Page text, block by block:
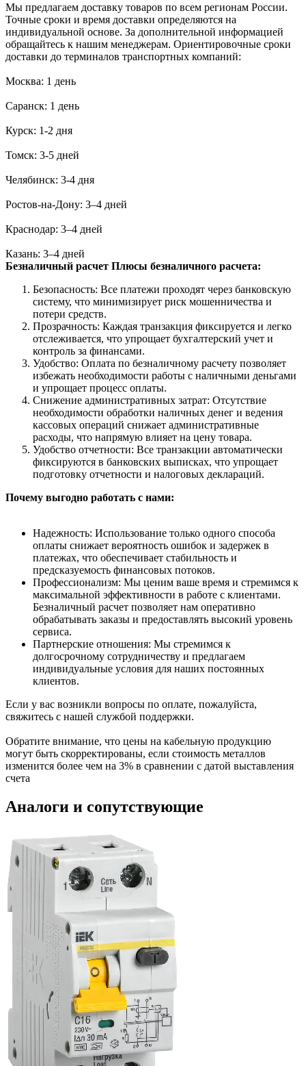
Мы предлагаем доставку товаров по всем регионам России.
Точные сроки и время доставки определяются на
индивидуальной основе. За дополнительной информацией
обращайтесь к нашим менеджерам. Ориентировочные сроки
доставки до терминалов транспортных компаний:
Москва: 1 день
Саранск: 1 день
Курск: 1-2 дня
Томск: 3-5 дней
Челябинск: 3-4 дня
Ростов-на-Дону: 3–4 дней
Краснодар: 3–4 дней
Казань: 3–4 дней
Безналичный расчет Плюсы безналичного расчета:
Безопасность: Все платежи проходят через банковскую
систему, что минимизирует риск мошенничества и
потери средств.
Прозрачность: Каждая транзакция фиксируется и легко
отслеживается, что упрощает бухгалтерский учет и
контроль за финансами.
Удобство: Оплата по безналичному расчету позволяет
избежать необходимости работы с наличными деньгами
и упрощает процесс оплаты.
Снижение административных затрат: Отсутствие
необходимости обработки наличных денег и ведения
кассовых операций снижает административные
расходы, что напрямую влияет на цену товара.
Удобство отчетности: Все транзакции автоматически
фиксируются в банковских выписках, что упрощает
подготовку отчетности и налоговых деклараций.
Почему выгодно работать с нами:
Надежность: Использование только одного способа
оплаты снижает вероятность ошибок и задержек в
платежах, что обеспечивает стабильность и
предсказуемость финансовых потоков.
Профессионализм: Мы ценим ваше время и стремимся к
максимальной эффективности в работе с клиентами.
Безналичный расчет позволяет нам оперативно
обрабатывать заказы и предоставлять высокий уровень
сервиса.
Партнерские отношения: Мы стремимся к
долгосрочному сотрудничеству и предлагаем
индивидуальные условия для наших постоянных
клиентов.
Если у вас возникли вопросы по оплате, пожалуйста,
свяжитесь с нашей службой поддержки.
Обратите внимание, что цены на кабельную продукцию
могут быть скорректированы, если стоимость металлов
изменится более чем на 3% в сравнении с датой выставления
счета
Аналоги и сопутствующие